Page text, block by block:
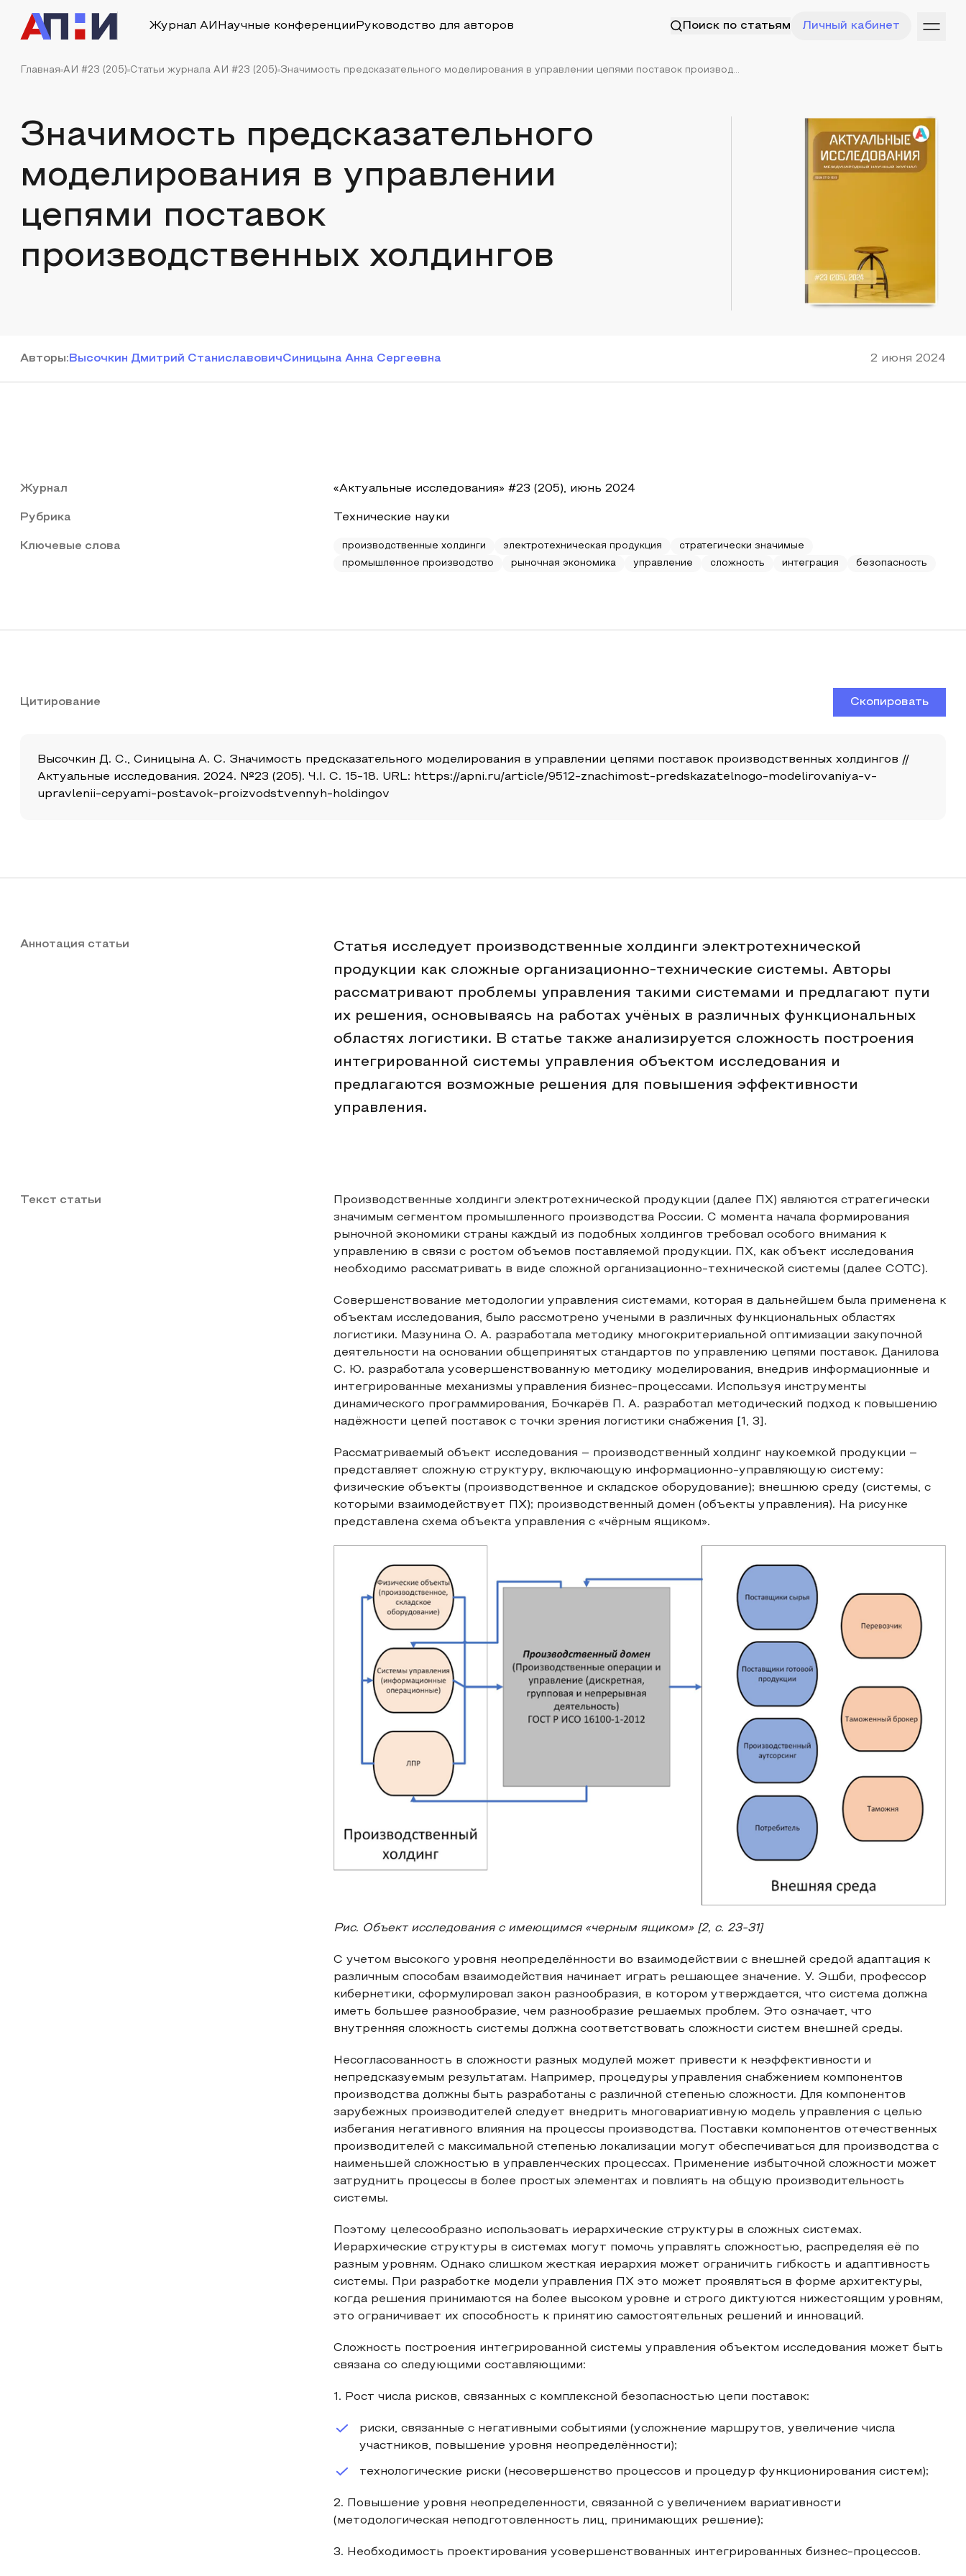
Журнал АИ Научные конференции Руководство для авторов Поиск по статьям Личный кабинет
Главная АИ #23 (205) Статьи журнала АИ #23 (205) Значимость предсказательного моделирования в управлении цепями поставок производ...
Значимость предсказательного
моделирования в управлении
цепями поставок
производственных холдингов
Авторы: Высочкин Дмитрий СтаниславовичСиницына Анна Сергеевна 2 июня 2024
Журнал «Актуальные исследования» #23 (205), июнь 2024
Рубрика Технические науки
Ключевые слова производственные холдинги электротехническая продукция
стратегически значимые
промышленное производство
рыночная экономика управление сложность интеграция безопасность
Цитирование Скопировать
Высочкин Д. С., Синицына А. С. Значимость предсказательного моделирования в управлении цепями поставок производственных холдингов //
Актуальные исследования. 2024. №23 (205). Ч.I. С. 15-18. URL: https://apni.ru/article/9512-znachimost-predskazatelnogo-modelirovaniya-v-
upravlenii-cepyami-postavok-proizvodstvennyh-holdingov
Аннотация статьи
Статья исследует производственные холдинги электротехнической
продукции как сложные организационно-технические системы. Авторы
рассматривают проблемы управления такими системами и предлагают пути
их решения, основываясь на работах учёных в различных функциональных
областях логистики. В статье также анализируется сложность построения
интегрированной системы управления объектом исследования и
предлагаются возможные решения для повышения эффективности
управления.
Текст статьи
Производственные холдинги электротехнической продукции (далее ПХ) являются стратегически
значимым сегментом промышленного производства России. С момента начала формирования
рыночной экономики страны каждый из подобных холдингов требовал особого внимания к
управлению в связи с ростом объемов поставляемой продукции. ПХ, как объект исследования
необходимо рассматривать в виде сложной организационно-технической системы (далее СОТС).
Совершенствование методологии управления системами, которая в дальнейшем была применена к
объектам исследования, было рассмотрено учеными в различных функциональных областях
логистики. Мазунина О. А. разработала методику многокритериальной оптимизации закупочной
деятельности на основании общепринятых стандартов по управлению цепями поставок. Данилова
С. Ю. разработала усовершенствованную методику моделирования, внедрив информационные и
интегрированные механизмы управления бизнес-процессами. Используя инструменты
динамического программирования, Бочкарёв П. А. разработал методический подход к повышению
надёжности цепей поставок с точки зрения логистики снабжения [1, 3].
Рассматриваемый объект исследования – производственный холдинг наукоемкой продукции –
представляет сложную структуру, включающую информационно-управляющую систему:
физические объекты (производственное и складское оборудование); внешнюю среду (системы, с
которыми взаимодействует ПХ); производственный домен (объекты управления). На рисунке
представлена схема объекта управления с «чёрным ящиком».
Рис. Объект исследования с имеющимся «черным ящиком» [2, с. 23-31]
С учетом высокого уровня неопределённости во взаимодействии с внешней средой адаптация к
различным способам взаимодействия начинает играть решающее значение. У. Эшби, профессор
кибернетики, сформулировал закон разнообразия, в котором утверждается, что система должна
иметь большее разнообразие, чем разнообразие решаемых проблем. Это означает, что
внутренняя сложность системы должна соответствовать сложности систем внешней среды.
Несогласованность в сложности разных модулей может привести к неэффективности и
непредсказуемым результатам. Например, процедуры управления снабжением компонентов
производства должны быть разработаны с различной степенью сложности. Для компонентов
зарубежных производителей следует внедрить многовариативную модель управления с целью
избегания негативного влияния на процессы производства. Поставки компонентов отечественных
производителей с максимальной степенью локализации могут обеспечиваться для производства с
наименьшей сложностью в управленческих процессах. Применение избыточной сложности может
затруднить процессы в более простых элементах и повлиять на общую производительность
системы.
Поэтому целесообразно использовать иерархические структуры в сложных системах.
Иерархические структуры в системах могут помочь управлять сложностью, распределяя её по
разным уровням. Однако слишком жесткая иерархия может ограничить гибкость и адаптивность
системы. При разработке модели управления ПХ это может проявляться в форме архитектуры,
когда решения принимаются на более высоком уровне и строго диктуются нижестоящим уровням,
это ограничивает их способность к принятию самостоятельных решений и инноваций.
Сложность построения интегрированной системы управления объектом исследования может быть
связана со следующими составляющими:
1. Рост числа рисков, связанных с комплексной безопасностью цепи поставок:
риски, связанные с негативными событиями (усложнение маршрутов, увеличение числа
участников, повышение уровня неопределённости);
технологические риски (несовершенство процессов и процедур функционирования систем);
2. Повышение уровня неопределенности, связанной с увеличением вариативности
(методологическая неподготовленность лиц, принимающих решение);
3. Необходимость проектирования усовершенствованных интегрированных бизнес-процессов.